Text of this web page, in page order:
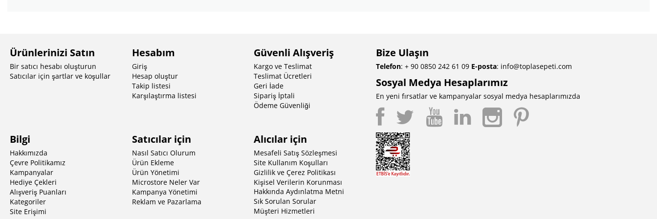
Ürünlerinizi Satın
Bir satıcı hesabı oluşturun
Satıcılar için şartlar ve koşullar
Hesabım
Giriş
Hesap oluştur
Takip listesi
Karşılaştırma listesi
Güvenli Alışveriş
Kargo ve Teslimat
Teslimat Ücretleri
Geri İade
Sipariş İptali
Ödeme Güvenliği
Bize Ulaşın
Telefon: + 90 0850 242 61 09 E-posta: info@toplasepeti.com
Sosyal Medya Hesaplarımız
En yeni fırsatlar ve kampanyalar sosyal medya hesaplarımızda
Bilgi
Hakkımızda
Çevre Politikamız
Kampanyalar
Hediye Çekleri
Alışveriş Puanları
Kategoriler
Site Erişimi
Satıcılar için
Nasıl Satıcı Olurum
Ürün Ekleme
Ürün Yönetimi
Microstore Neler Var
Kampanya Yönetimi
Reklam ve Pazarlama
Alıcılar için
Mesafeli Satış Sözleşmesi
Site Kullanım Koşulları
Gizlilik ve Çerez Politikası
Kişisel Verilerin Korunması
Hakkında Aydınlatma Metni
Sık Sorulan Sorular
Müşteri Hizmetleri